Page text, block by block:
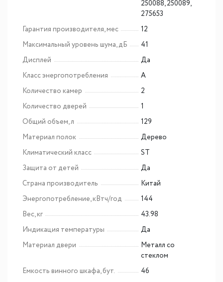
250088, 250089,
275653
Гарантия производителя, мес
12
Максимальный уровень шума, дБ
41
Дисплей
Да
Класс энергопотребления
A
Количество камер
2
Количество дверей
1
Общий объем, л
129
Материал полок
Дерево
Климатический класс
ST
Защита от детей
Да
Страна производитель
Китай
Энергопотребление, кВтч/год
144
Вес, кг
43.98
Индикация температуры
Да
Материал двери
Металл со
стеклом
Емкость винного шкафа, бут.
46